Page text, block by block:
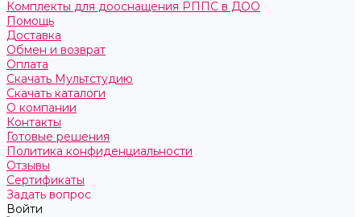
Комплекты для дооснащения РППС в ДОО
Помощь
Доставка
Обмен и возврат
Оплата
Скачать Мультстудию
Скачать каталоги
О компании
Контакты
Готовые решения
Политика конфиденциальности
Отзывы
Сертификаты
Задать вопрос
Войти